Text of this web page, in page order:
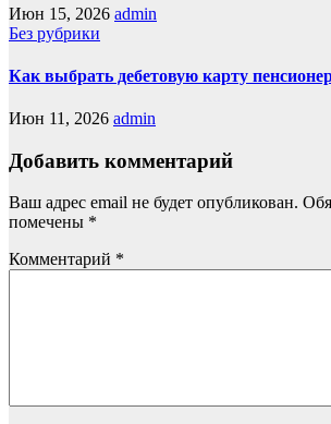
Июн 15, 2026 admin
Без рубрики
Как выбрать дебетовую карту
Июн 11, 2026 admin
Добавить комментарий
Ваш адрес email не будет опубликован.
помечены *
Комментарий *